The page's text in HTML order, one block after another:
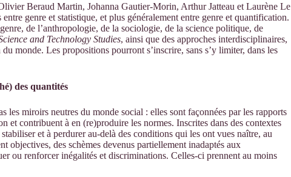
Beraud Martin, Johanna Gautier-Morin, Arthur Jatteau et Laurène Le
genre et statistique, et plus généralement entre genre et quantification.
de l’anthropologie, de la sociologie, de la science politique, de
and Technology Studies, ainsi que des approches interdisciplinaires,
monde. Les propositions pourront s’inscrire, sans s’y limiter, dans les
des quantités
les miroirs neutres du monde social : elles sont façonnées par les rapports
et contribuent à en (re)produire les normes. Inscrites dans des contextes
et à perdurer au-delà des conditions qui les ont vues naître, au
objectives, des schèmes devenus partiellement inadaptés aux
ou renforcer inégalités et discriminations. Celles-ci prennent au moins